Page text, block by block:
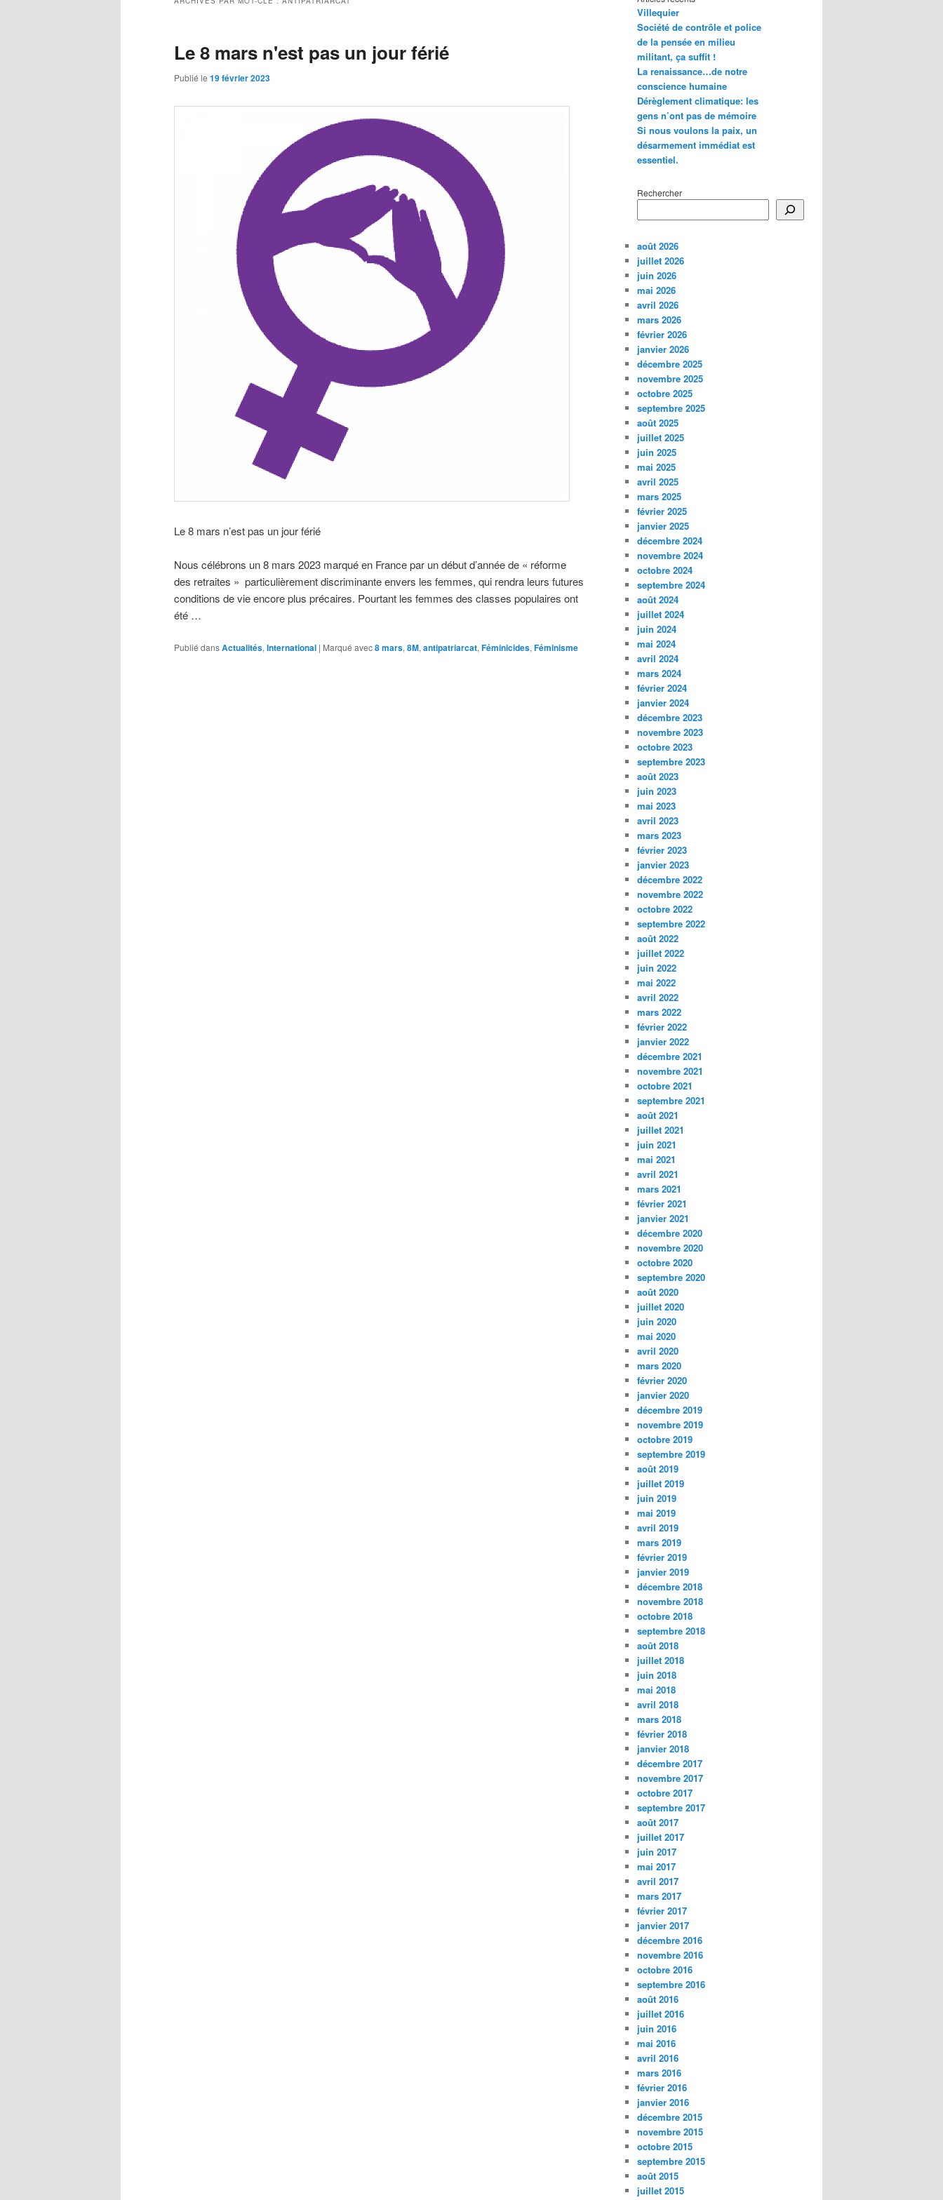
Le 8 mars n'est pas un jour férié
Publié le 19 février 2023
Le 8 mars n’est pas un jour férié
Nous célébrons un 8 mars 2023 marqué en France par un début d’année de « réforme
des retraites » particulièrement discriminante envers les femmes, qui rendra leurs futures
conditions de vie encore plus précaires. Pourtant les femmes des classes populaires ont
été …
Publié dansActualités, International | Marqué avec8 mars, 8M, antipatriarcat, Féminicides, Féminisme
Villequier
Société de contrôle et police
de la pensée en milieu
militant, ça suffit !
La renaissance…de notre
conscience humaine
Dérèglement climatique: les
gens n’ont pas de mémoire
Si nous voulons la paix, un
désarmement immédiat est
essentiel.
Rechercher
août 2026
juillet 2026
juin 2026
mai 2026
avril 2026
mars 2026
février 2026
janvier 2026
décembre 2025
novembre 2025
octobre 2025
septembre 2025
août 2025
juillet 2025
juin 2025
mai 2025
avril 2025
mars 2025
février 2025
janvier 2025
décembre 2024
novembre 2024
octobre 2024
septembre 2024
août 2024
juillet 2024
juin 2024
mai 2024
avril 2024
mars 2024
février 2024
janvier 2024
décembre 2023
novembre 2023
octobre 2023
septembre 2023
août 2023
juin 2023
mai 2023
avril 2023
mars 2023
février 2023
janvier 2023
décembre 2022
novembre 2022
octobre 2022
septembre 2022
août 2022
juillet 2022
juin 2022
mai 2022
avril 2022
mars 2022
février 2022
janvier 2022
décembre 2021
novembre 2021
octobre 2021
septembre 2021
août 2021
juillet 2021
juin 2021
mai 2021
avril 2021
mars 2021
février 2021
janvier 2021
décembre 2020
novembre 2020
octobre 2020
septembre 2020
août 2020
juillet 2020
juin 2020
mai 2020
avril 2020
mars 2020
février 2020
janvier 2020
décembre 2019
novembre 2019
octobre 2019
septembre 2019
août 2019
juillet 2019
juin 2019
mai 2019
avril 2019
mars 2019
février 2019
janvier 2019
décembre 2018
novembre 2018
octobre 2018
septembre 2018
août 2018
juillet 2018
juin 2018
mai 2018
avril 2018
mars 2018
février 2018
janvier 2018
décembre 2017
novembre 2017
octobre 2017
septembre 2017
août 2017
juillet 2017
juin 2017
mai 2017
avril 2017
mars 2017
février 2017
janvier 2017
décembre 2016
novembre 2016
octobre 2016
septembre 2016
août 2016
juillet 2016
juin 2016
mai 2016
avril 2016
mars 2016
février 2016
janvier 2016
décembre 2015
novembre 2015
octobre 2015
septembre 2015
août 2015
juillet 2015